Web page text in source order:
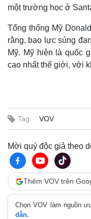
một trường học ở
Tổng thống Mỹ
rằng, bạo lực súng
Mỹ. Mỹ hiện là quốc
cao nhất thế giới, với
Tag: VOV
Mời quý độc giả theo
Thêm VOV trên
Chọn VOV làm nguồn
dẫn.